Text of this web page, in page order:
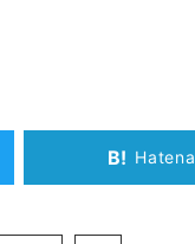
B! Hatena